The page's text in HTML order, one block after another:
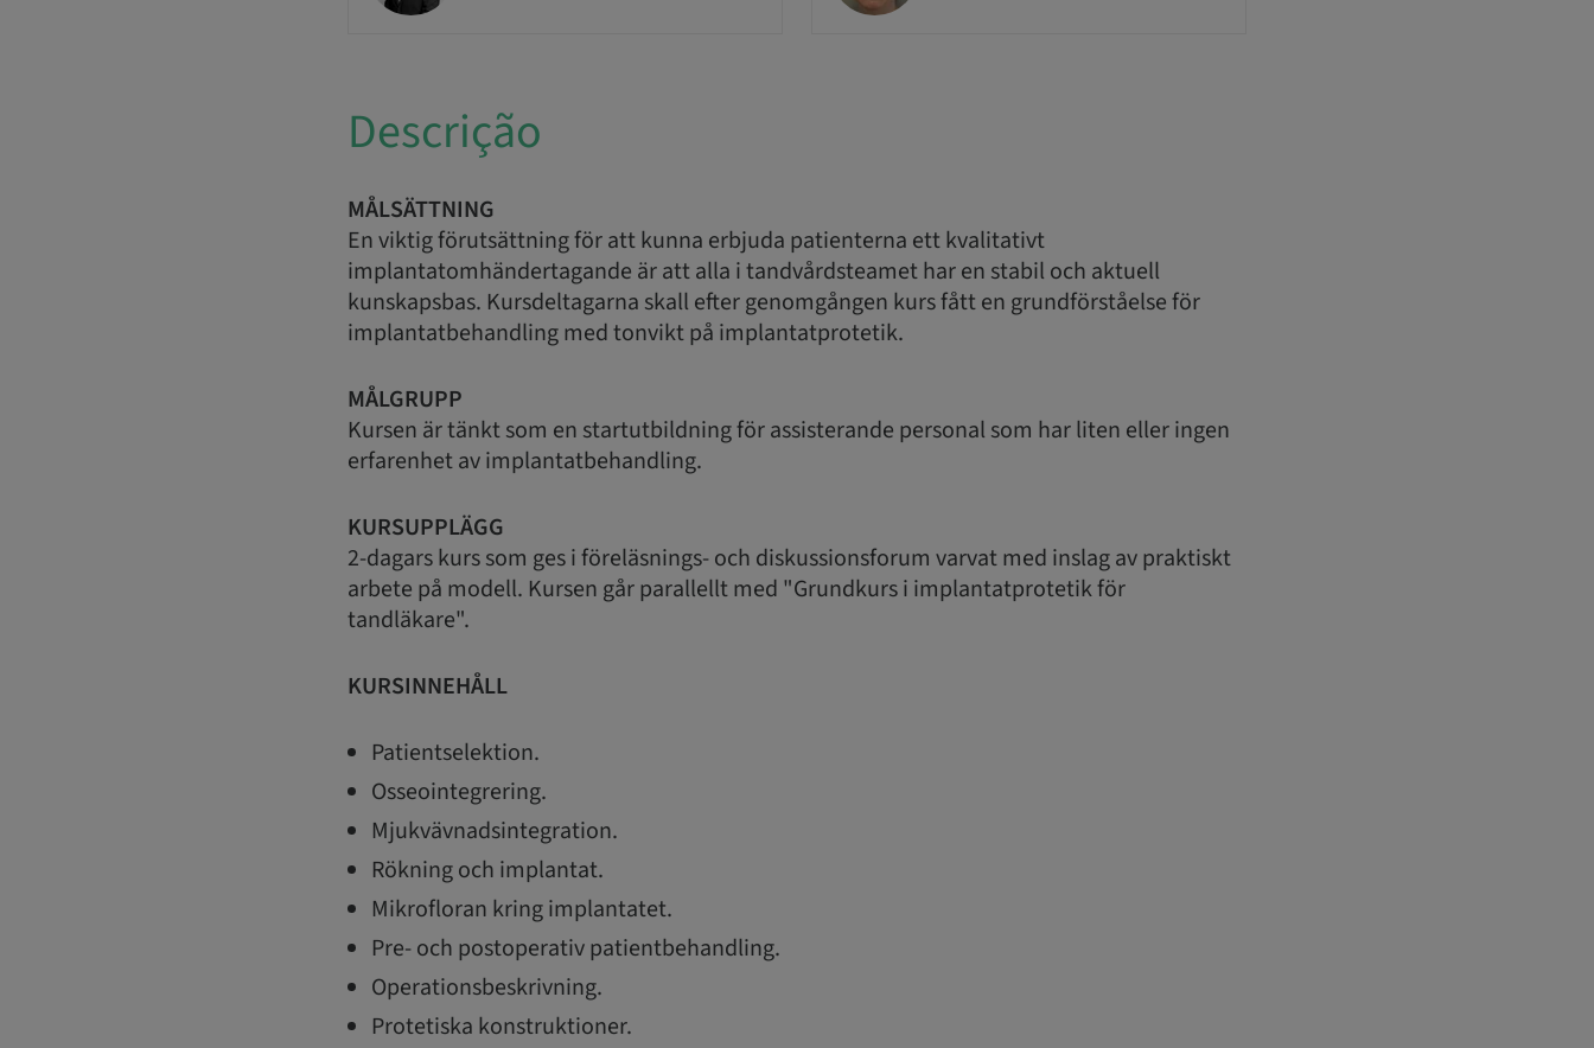
Descrição
MÅLSÄTTNING
En viktig förutsättning för att kunna erbjuda patienterna ett kvalitativt
implantatomhändertagande är att alla i tandvårdsteamet har en stabil och aktuell
kunskapsbas. Kursdeltagarna skall efter genomgången kurs fått en grundförståelse för
implantatbehandling med tonvikt på implantatprotetik.
MÅLGRUPP
Kursen är tänkt som en startutbildning för assisterande personal som har liten eller ingen
erfarenhet av implantatbehandling.
KURSUPPLÄGG
2-dagars kurs som ges i föreläsnings- och diskussionsforum varvat med inslag av praktiskt
arbete på modell. Kursen går parallellt med "Grundkurs i implantatprotetik för
tandläkare".
KURSINNEHÅLL
Patientselektion.
Osseointegrering.
Mjukvävnadsintegration.
Rökning och implantat.
Mikrofloran kring implantatet.
Pre- och postoperativ patientbehandling.
Operationsbeskrivning.
Protetiska konstruktioner.